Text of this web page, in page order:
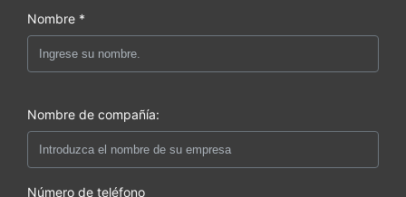
Nombre *
Nombre de compañía:
Número de teléfono